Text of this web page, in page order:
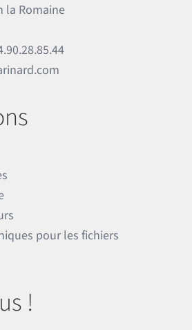
la Romaine
pour les fichiers
!